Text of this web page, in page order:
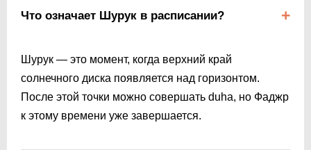
Что означает Шурук в расписании?
Шурук — это момент, когда верхний край
солнечного диска появляется над горизонтом.
После этой точки можно совершать duha, но Фаджр
к этому времени уже завершается.